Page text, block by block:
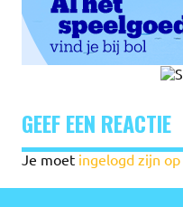
GEEF EEN REACTIE
Je moet ingelogd zijn op